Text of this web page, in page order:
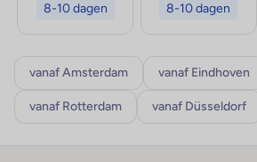
8-10 dagen 8-10 dagen
vanaf Amsterdam vanaf Eindhoven
vanaf Rotterdam vanaf Düsseldorf